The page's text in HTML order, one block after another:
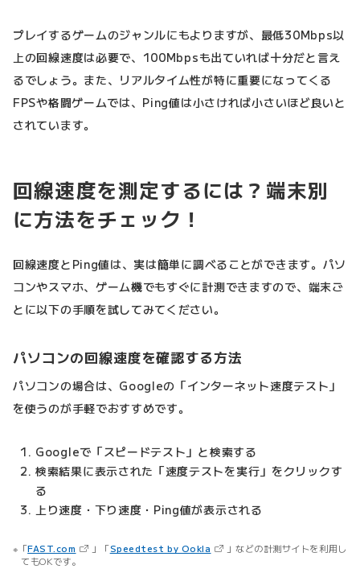
プレイするゲームのジャンルにもよりますが、最低30Mbps以
上の回線速度は必要で、100Mbpsも出ていれば十分だと言え
るでしょう。また、リアルタイム性が特に重要になってくる
FPSや格闘ゲームでは、Ping値は小さければ小さいほど良いと
されています。
回線速度を測定するには？端末別
に方法をチェック！
回線速度とPing値は、実は簡単に調べることができます。パソ
コンやスマホ、ゲーム機でもすぐに計測できますので、端末ご
とに以下の手順を試してみてください。
パソコンの回線速度を確認する方法
パソコンの場合は、Googleの「インターネット速度テスト」
を使うのが手軽でおすすめです。
Googleで「スピードテスト」と検索する
検索結果に表示された「速度テストを実行」をクリックす
る
上り速度・下り速度・Ping値が表示される
「FAST.com（新しいタブで開きます）
」「Speedtest by Ookla（新しいタブで開きます）
」などの計測サイトを利用し
てもOKです。